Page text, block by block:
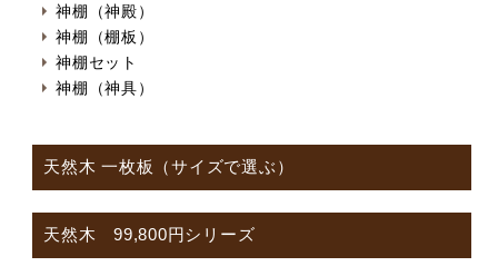
神棚（神殿）
神棚（棚板）
神棚セット
神棚（神具）
天然木 一枚板（サイズで選ぶ）
天然木 99,800円シリーズ